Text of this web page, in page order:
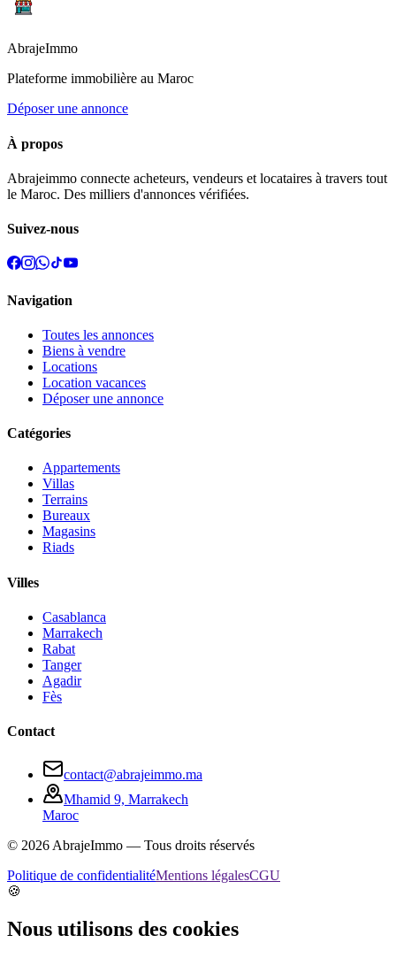
AbrajeImmo
Plateforme immobilière au Maroc
Déposer une annonce
À propos
Abrajeimmo connecte acheteurs, vendeurs et locataires à travers tout
le Maroc. Des milliers d'annonces vérifiées.
Suivez-nous
Navigation
Toutes les annonces
Biens à vendre
Locations
Location vacances
Déposer une annonce
Catégories
Appartements
Villas
Terrains
Bureaux
Magasins
Riads
Villes
Casablanca
Marrakech
Rabat
Tanger
Agadir
Fès
Contact
contact@abrajeimmo.ma
Mhamid 9, Marrakech
Maroc
© 2026AbrajeImmo — Tous droits réservés
Politique de confidentialitéMentions légalesCGU
🍪
Nous utilisons des cookies